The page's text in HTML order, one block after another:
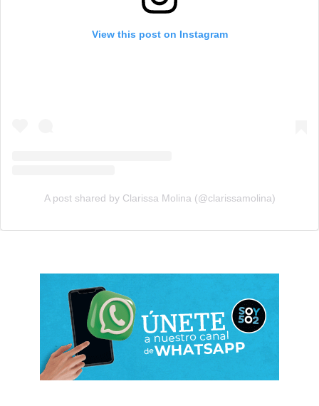
View this post on Instagram
A post shared by Clarissa Molina (@clarissamolina)